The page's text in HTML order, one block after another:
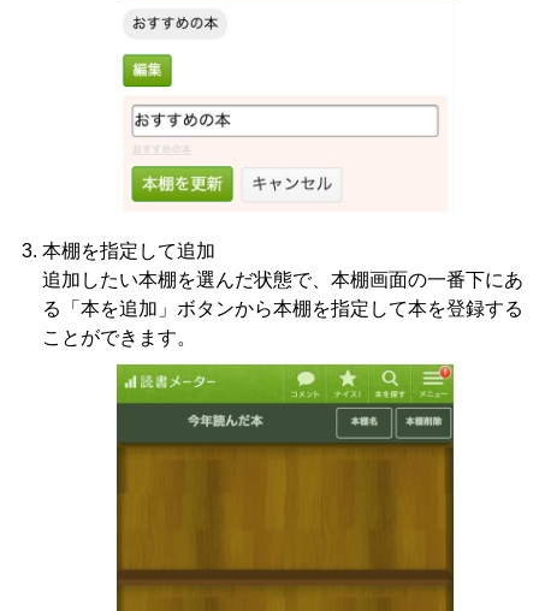
本棚を指定して追加
追加したい本棚を選んだ状態で、本棚画面の一番下にあ
る「本を追加」ボタンから本棚を指定して本を登録する
ことができます。